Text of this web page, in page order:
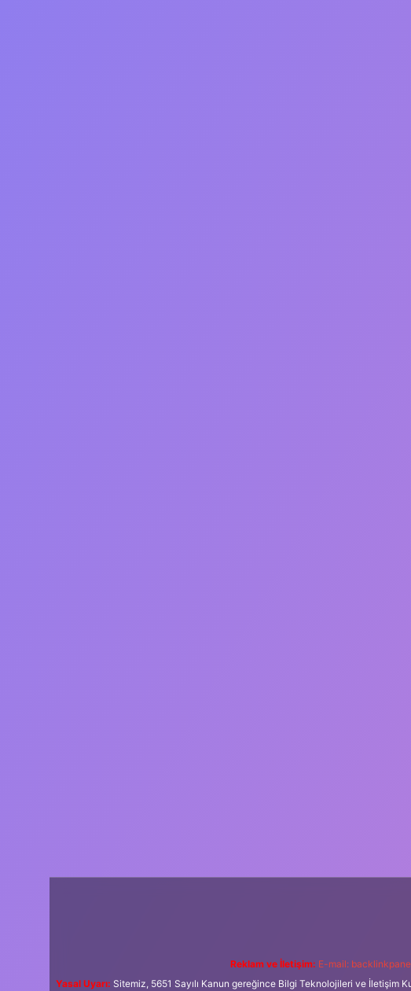
Reklam ve İletişim: E-mail:
Yasal Uyarı: Sitemiz, 5651 Sayılı Kanun gereğince Bilgi Teknolojileri ve İletişim